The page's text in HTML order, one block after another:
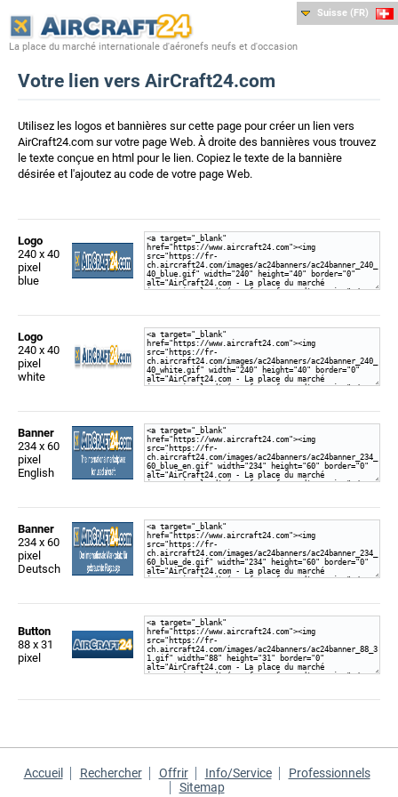
La place du marché internationale d'aéronefs neufs et d'occasion
Suisse (FR)
Votre lien vers AirCraft24.com
Utilisez les logos et bannières sur cette page pour créer un lien vers
AirCraft24.com sur votre page Web. À droite des bannières vous trouvez
le texte conçue en html pour le lien. Copiez le texte de la bannière
désirée et l'ajoutez au code de votre page Web.
Logo
240 x 40
pixel
blue
Logo
240 x 40
pixel
white
Banner
234 x 60
pixel
English
Banner
234 x 60
pixel
Deutsch
Button
88 x 31
pixel
Accueil Rechercher Offrir Info/Service
Professionnels
Sitemap